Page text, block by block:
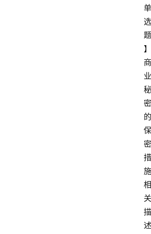
单
选
题
】
商
业
秘
密
的
保
密
措
施
相
关
描
述